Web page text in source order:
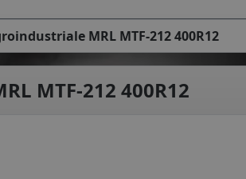
MRL MTF-212 400R12
MTF-212 400R12